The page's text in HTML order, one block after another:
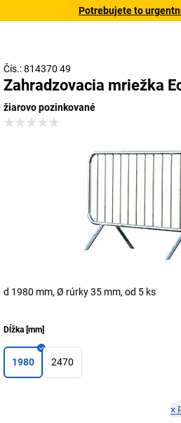
Potrebujete to
Čís.: 814370 49
Zahradzovacia mriežka
žiarovo pozinkované
d 1980 mm, Ø rúrky 35 mm, od 5 ks
Dĺžka [mm]
1980 2470
×